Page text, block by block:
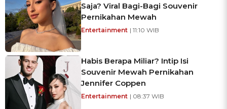
Saja? Viral Bagi-Bagi Souvenir
Pernikahan Mewah
Entertainment | 11:10 WIB
Habis Berapa Miliar? Intip Isi
Souvenir Mewah Pernikahan
Jennifer Coppen
Entertainment | 08:37 WIB